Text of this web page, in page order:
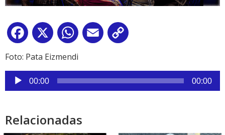
Facebook
X WhatsApp
Email
Foto: Pata Eizmendi
Reproductor
de
00:00 00:00
Relacionadas